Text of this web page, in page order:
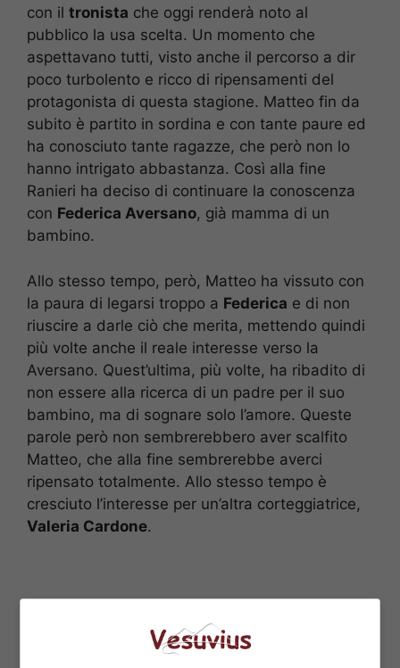
con il tronista che oggi renderà noto al
pubblico la usa scelta. Un momento che
aspettavano tutti, visto anche il percorso a dir
poco turbolento e ricco di ripensamenti del
protagonista di questa stagione. Matteo fin da
subito è partito in sordina e con tante paure ed
ha conosciuto tante ragazze, che però non lo
hanno intrigato abbastanza. Così alla fine
Ranieri ha deciso di continuare la conoscenza
con Federica Aversano, già mamma di un
bambino.
Allo stesso tempo, però, Matteo ha vissuto con
la paura di legarsi troppo a Federica e di non
riuscire a darle ciò che merita, mettendo quindi
più volte anche il reale interesse verso la
Aversano. Quest’ultima, più volte, ha ribadito di
non essere alla ricerca di un padre per il suo
bambino, ma di sognare solo l’amore. Queste
parole però non sembrerebbero aver scalfito
Matteo, che alla fine sembrerebbe averci
ripensato totalmente. Allo stesso tempo è
cresciuto l’interesse per un’altra corteggiatrice,
Valeria Cardone.